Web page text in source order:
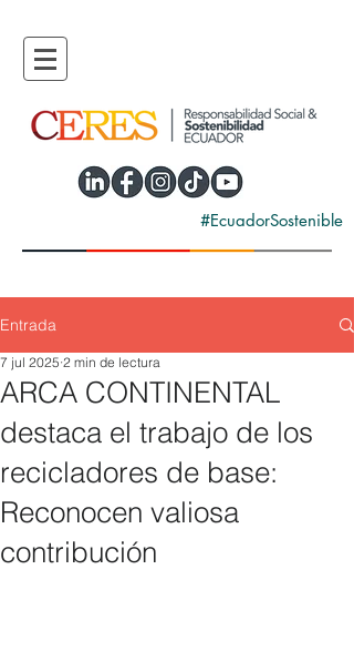
#EcuadorSostenible
Entrada
ARCA CONTINENTAL
destaca el trabajo de los
recicladores de base:
Reconocen valiosa
contribución
7 jul 2025 2 min de lectura